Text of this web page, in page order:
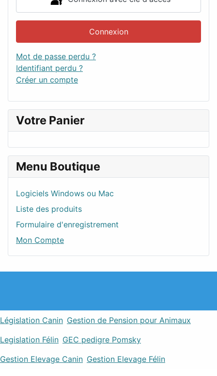
Connexion
Mot de passe perdu ?
Identifiant perdu ?
Créer un compte
Votre Panier
Menu Boutique
Logiciels Windows ou Mac
Liste des produits
Formulaire d'enregistrement
Mon Compte
Législation Canin Gestion de Pension pour Animaux
Legislation Félin GEC pedigre Pomsky
Gestion Elevage Canin Gestion Elevage Félin